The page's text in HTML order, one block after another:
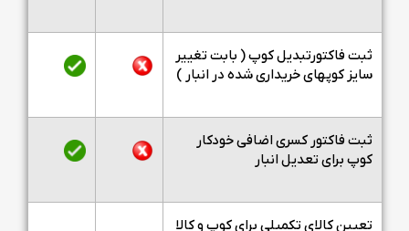
ثبت فاکتورتبدیل کوپ ( بابت تغییر
سایز کوپهای خریداری شده در انبار )
ثبت فاکتور کسری اضافی خودکار
کوپ برای تعدیل انبار
تعیین کالای تکمیلی برای کوپ و کالا